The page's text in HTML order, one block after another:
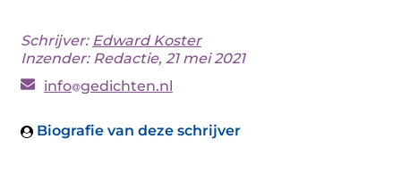
Schrijver: Edward Koster
Inzender: Redactie, 21 mei 2021
info gedichten.nl
Biografie van deze schrijver